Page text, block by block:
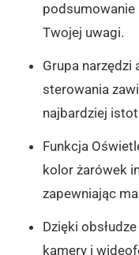
Twojej uwagi.
Grupa narzędzi
sterowania
najbardziej
Funkcja
kolor żarówek
zapewniając
Dzięki
kamery i